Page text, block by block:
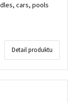
cars, pools
Detail produktu